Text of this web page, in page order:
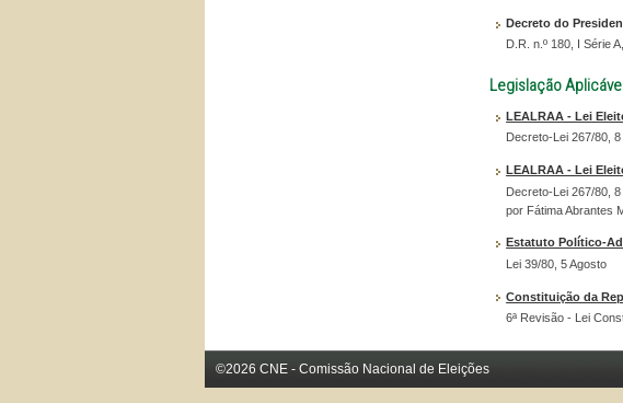
Decreto do
D.R. n.º 180, I Série
Legislação
LEALRAA - Lei
Decreto-Lei 267/80,
LEALRAA - Lei
Decreto-Lei 267/80, 8
por Fátima Abrantes
Estatuto Político-
Lei 39/80, 5 Agosto
Constituição da
6ª Revisão - Lei
©2026 CNE - Comissão Nacional de Eleições